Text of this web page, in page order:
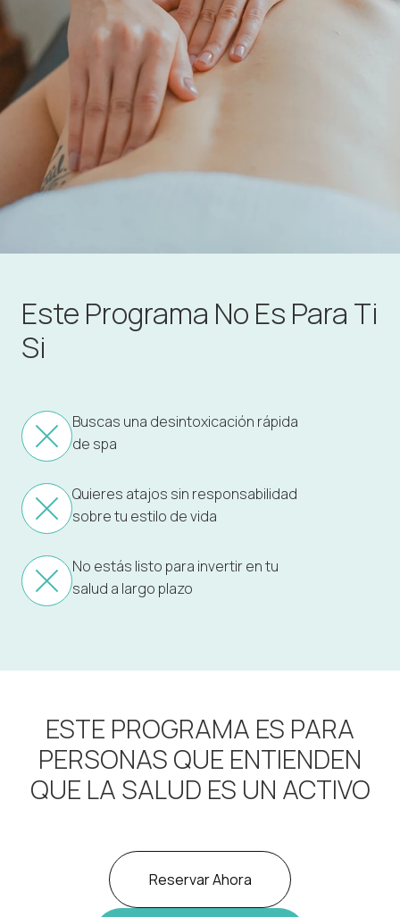
Este Programa No Es Para Ti
Si
Buscas una desintoxicación rápida
de spa
Quieres atajos sin responsabilidad
sobre tu estilo de vida
No estás listo para invertir en tu
salud a largo plazo
ESTE PROGRAMA ES PARA
PERSONAS QUE ENTIENDEN
QUE LA SALUD ES UN ACTIVO
Reservar Ahora